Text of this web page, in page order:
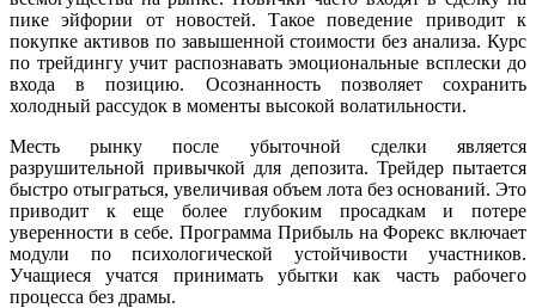
пике эйфории от новостей. Такое поведение приводит к
покупке активов по завышенной стоимости без анализа. Курс
по трейдингу учит распознавать эмоциональные всплески до
входа в позицию. Осознанность позволяет сохранить
холодный рассудок в моменты высокой волатильности.
Месть рынку после убыточной сделки является
разрушительной привычкой для депозита. Трейдер пытается
быстро отыграться, увеличивая объем лота без оснований. Это
приводит к еще более глубоким просадкам и потере
уверенности в себе. Программа Прибыль на Форекс включает
модули по психологической устойчивости участников.
Учащиеся учатся принимать убытки как часть рабочего
процесса без драмы.